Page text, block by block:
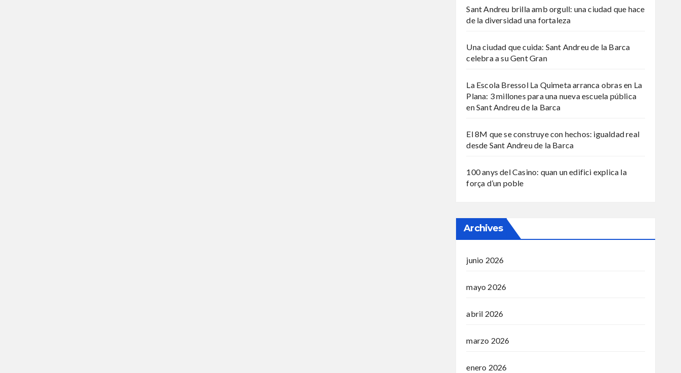
Sant Andreu brilla amb orgull: una ciudad que hace
de la diversidad una fortaleza
Una ciudad que cuida: Sant Andreu de la Barca
celebra a su Gent Gran
La Escola Bressol La Quimeta arranca obras en La
Plana: 3 millones para una nueva escuela pública
en Sant Andreu de la Barca
El 8M que se construye con hechos: igualdad real
desde Sant Andreu de la Barca
100 anys del Casino: quan un edifici explica la
força d’un poble
Archives
junio 2026
mayo 2026
abril 2026
marzo 2026
enero 2026